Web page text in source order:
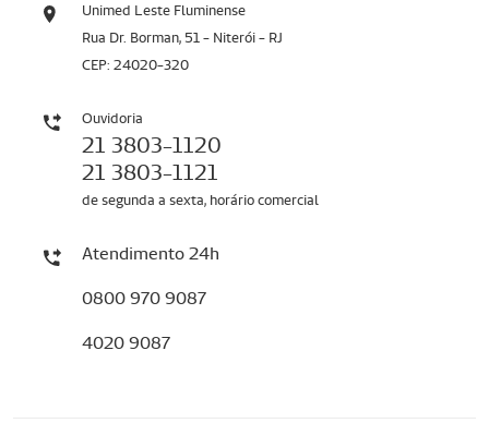
Unimed Leste Fluminense
Rua Dr. Borman, 51 - Niterói - RJ
CEP: 24020-320
Ouvidoria
21 3803-1120
21 3803-1121
de segunda a sexta, horário comercial
Atendimento 24h
0800 970 9087
4020 9087